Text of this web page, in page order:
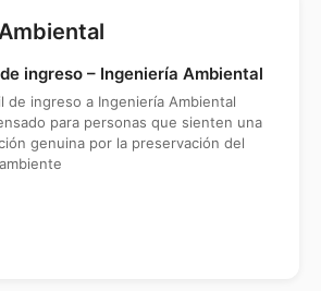
ingreso – Ingeniería Ambiental
de ingreso a Ingeniería Ambiental
para personas que sienten una
genuina por la preservación del